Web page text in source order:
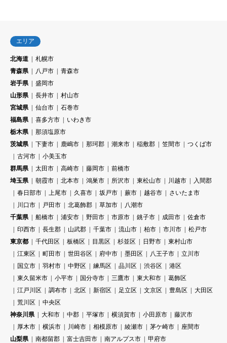
エリア
北海道
札幌市
青森県
八戸市
青森市
岩手県
盛岡市
山形県
長井市
村山市
宮城県
仙台市
石巻市
福島県
喜多方市
いわき市
栃木県
那須塩原市
茨城県
下妻市 鹿嶋市 那珂郡 潮来市 稲敷郡 笠間市
つくば市
古河市
小美玉市
群馬県
太田市 高崎市 藤岡市
前橋市
埼玉県
朝霞市 北本市 鴻巣市 所沢市 東松山市 川越市
入間郡
春日部市
上尾市 久喜市 坂戸市 蕨市 越谷市
さいたま市
川口市
戸田市 北葛飾郡 草加市
八潮市
千葉県
船橋市 浦安市 野田市 市原市 銚子市 成田市
佐倉市
印西市
長生郡 山武郡 千葉市 流山市 柏市 市川市
松戸市
東京都
千代田区 板橋区 目黒区 杉並区 日野市
東村山市
江東区
町田市 世田谷区 府中市 墨田区 八王子市
立川市
国立市
羽村市 中野区 練馬区 品川区 渋谷区
港区
東久留米市
小平市 国分寺市 三鷹市 東大和市
葛飾区
江戸川区
調布市 北区 新宿区 足立区 文京区 豊島区
大田区
荒川区
中央区
神奈川県
大和市 中郡 平塚市 横須賀市 小田原市
藤沢市
厚木市
横浜市 川崎市 相模原市 綾瀬市 茅ケ崎市
座間市
山梨県
南都留郡 富士吉田市 南アルプス市
甲府市